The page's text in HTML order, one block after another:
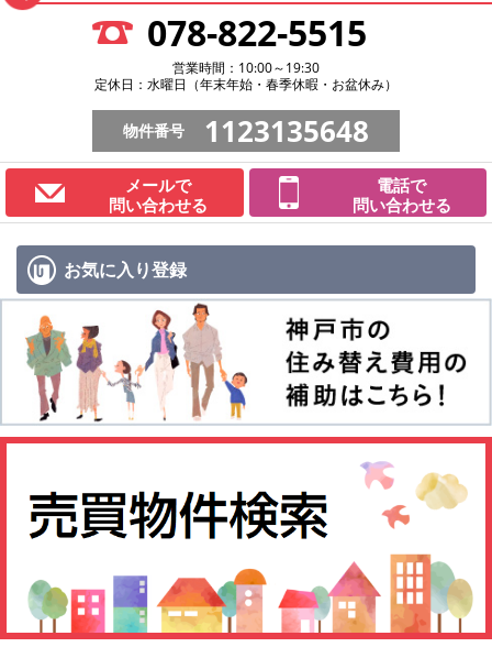
078-822-5515
営業時間：10:00～19:30
定休日：水曜日（年末年始・春季休暇・お盆休み）
物件番号 1123135648
メールで
問い合わせる
電話で
問い合わせる
お気に入り登録